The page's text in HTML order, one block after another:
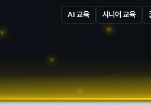
AI 교육 시니어 교육